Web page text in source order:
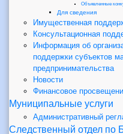
Объявленные
Для сведения
Имущественная
Консультационная
Информация об
поддержки субъектов
предпринимательства
Новости
Финансовое
Муниципальные услуги
Административный
Следственный отдел по